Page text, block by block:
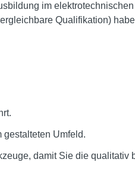
im
Qualifikation)
Umfeld.
damit Sie die qualitativ